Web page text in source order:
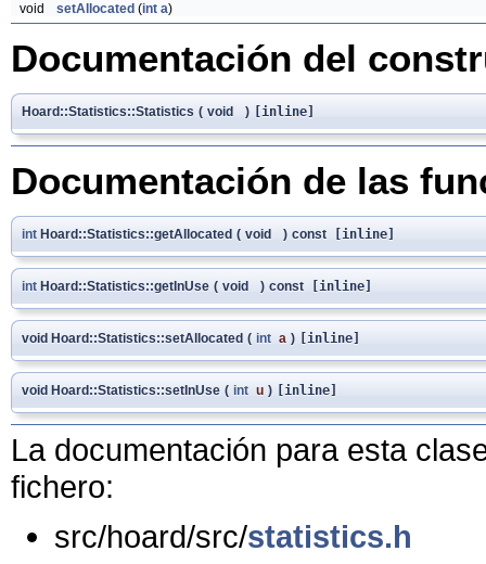
void
setAllocated (int a)
Documentación del
Hoard::Statistics::Statistics ( void ) [inline]
Documentación de las
int Hoard::Statistics::getAllocated ( void ) const [inline]
int Hoard::Statistics::getInUse ( void ) const [inline]
void Hoard::Statistics::setAllocated ( int a ) [inline]
void Hoard::Statistics::setInUse ( int u ) [inline]
La documentación para esta
fichero:
src/hoard/src/statistics.h